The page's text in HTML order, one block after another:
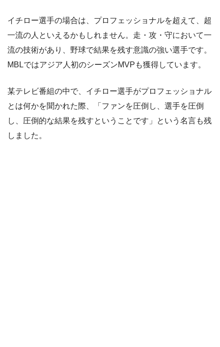
イチロー選手の場合は、プロフェッショナルを超えて、超
一流の人といえるかもしれません。走・攻・守において一
流の技術があり、野球で結果を残す意識の強い選手です。
MBLではアジア人初のシーズンMVPも獲得しています。
某テレビ番組の中で、イチロー選手がプロフェッショナル
とは何かを聞かれた際、「ファンを圧倒し、選手を圧倒
し、圧倒的な結果を残すということです」という名言も残
しました。